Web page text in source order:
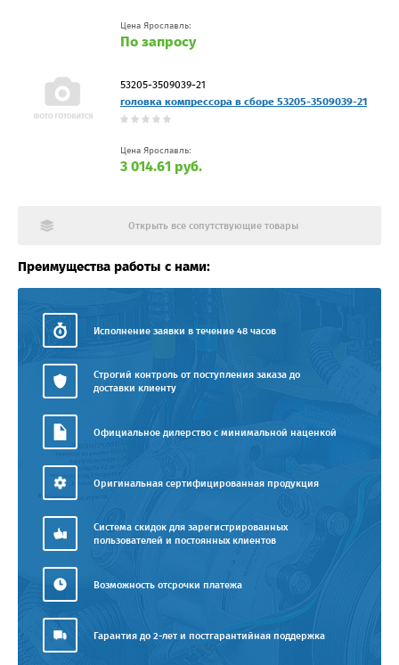
Цена Ярославль:
По запросу
53205-3509039-21
головка компрессора в сборе 53205-3509039-21
Цена Ярославль:
3 014.61 руб.
Открыть все сопутствующие товары
Преимущества работы с нами:
Исполнение заявки в течение 48 часов
Строгий контроль от поступления заказа до
доставки клиенту
Официальное дилерство с минимальной наценкой
Оригинальная сертифицированная продукция
Система скидок для зарегистрированных
пользователей и постоянных клиентов
Возможность отсрочки платежа
Гарантия до 2-лет и постгарантийная поддержка